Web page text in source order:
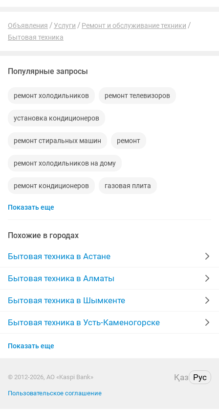
Объявления Услуги
Ремонт и обслуживание техники
Бытовая техника
Популярные запросы
ремонт холодильников ремонт телевизоров
установка кондиционеров
ремонт стиральных машин ремонт
ремонт холодильников на дому
ремонт кондиционеров газовая плита
ремонт пылесосов
холодильники морозильники
ремонт бытовой техники автомашина
стиральная машина ремонт микроволновой печи
ремонт посудомоечных машин выезд
установка газовых плит
Показать еще
Похожие в городах
Бытовая техника в Астане
Бытовая техника в Алматы
Бытовая техника в Шымкенте
Бытовая техника в Усть-Каменогорске
Бытовая техника в Актобе
Бытовая техника в Таразе
Показать еще
© 2012-2026, АО «Kaspi Bank» Қаз Рус
Пользовательское соглашение